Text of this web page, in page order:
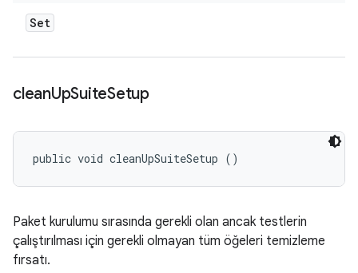
Set
cleanUpSuiteSetup
public void cleanUpSuiteSetup ()
Paket kurulumu sırasında gerekli olan ancak testlerin
çalıştırılması için gerekli olmayan tüm öğeleri temizleme
fırsatı.